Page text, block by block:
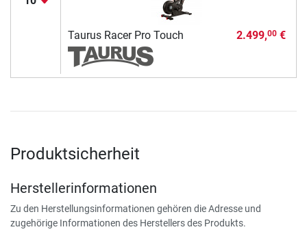
Taurus Racer Pro Touch 2.499,00€
Produktsicherheit
Herstellerinformationen
Zu den Herstellungsinformationen gehören die Adresse und
zugehörige Informationen des Herstellers des Produkts.